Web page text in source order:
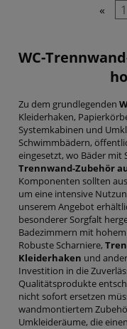
« 1
WC-
Zu dem grundlegenden
Kleiderhaken,
Systemkabinen und
Schwimmbädern,
eingesetzt, wo Bäder mit
Trennwand-Zubehör
Komponenten sollten
um eine intensive
unserem Angebot
besonderer Sorgfalt
Badezimmern mit
Robuste Scharniere,
Kleiderhaken und
Investition in die
Qualitätsprodukte
nicht sofort ersetzen
wandmontiertem
Umkleideräume, die